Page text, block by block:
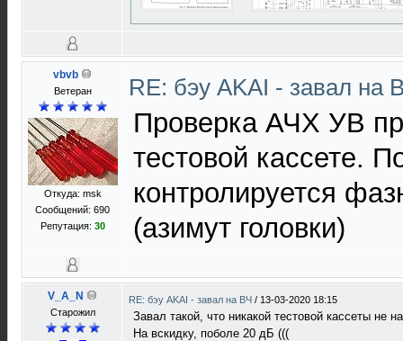
vbvb
Ветеран
Откуда: msk
Сообщений: 690
Репутация: 30
RE: бэу AKAI - завал на
Проверка АЧХ УВ
тестовой кассете.
контролируется
(азимут головки)
V_A_N
Старожил
RE: бэу AKAI - завал на ВЧ / 13-03-2020 18:15
Завал такой, что никакой тестовой кассеты не
На вскидку, поболе 20 дБ (((